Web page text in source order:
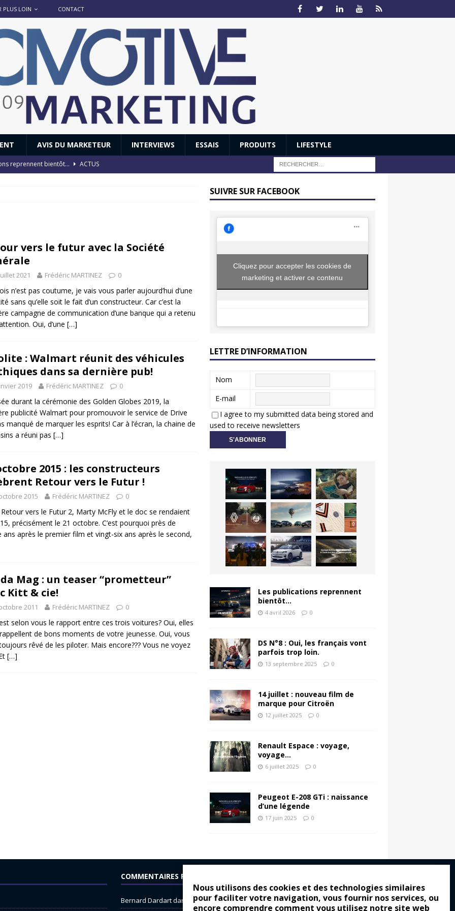
Nous utilisons des cookies et des technologies similaires
pour faciliter votre navigation, vous fournir nos services, ou
encore comprendre comment vous utilisez notre site web
PLUS LOIN CONTACT
AVIS DU MARKETEUR INTERVIEWS ESSAIS PRODUITS LIFESTYLE
reprennent bientôt…
ACTUS
: Honda dévoile un spot publicitaire… confiné! ACTUS
vers le futur avec la Société
2021 Frédéric MARTINEZ 0
n’est pas coutume, je vais vous parler aujourd’hui d’une
sans qu’elle soit le fait d’un constructeur. Car c’est la
campagne de communication d’une banque qui a retenu
Oui, d’une […]
: Walmart réunit des véhicules
dans sa dernière pub!
2019 Frédéric MARTINEZ 0
durant la cérémonie des Golden Globes 2019, la
publicité Walmart pour promouvoir le service de Drive
manqué de marquer les esprits! Car à l’écran, la chaine de
a réuni pas […]
2015 : les constructeurs
Retour vers le Futur !
2015 Frédéric MARTINEZ 0
vers le Futur 2, Marty McFly et le doc se rendaient
précisément le 21 octobre. C’est pourquoi près de
ans après le premier film et vingt-six ans après le second,
Mag : un teaser “prometteur”
Kitt & cie!
2011 Frédéric MARTINEZ 0
selon vous le rapport entre ces trois voitures? Oui, elles
de bons moments de votre jeunesse. Oui, vous
rêvé de les piloter. Mais encore??? Vous ne voyez
[…]
SUIVRE SUR FACEBOOK
Cliquez pour accepter les cookies de
marketing et activer ce contenu
LETTRE D’INFORMATION
Nom
E-mail
I agree to my submitted data being stored and
used to receive newsletters
Les publications reprennent
bientôt…
4 avril 2026 0
DS N°8 : Oui, les français vont
parfois trop loin.
13 septembre 2025 0
14 juillet : nouveau film de
marque pour Citroën
12 juillet 2025 0
Renault Espace : voyage,
voyage…
6 juillet 2025 0
Peugeot E-208 GTi : naissance
d’une légende
17 juin 2025 0
COMMENTAIRES RÉCENTS
Bernard Dardartdans Dacia Sandero : pour les gens vrais